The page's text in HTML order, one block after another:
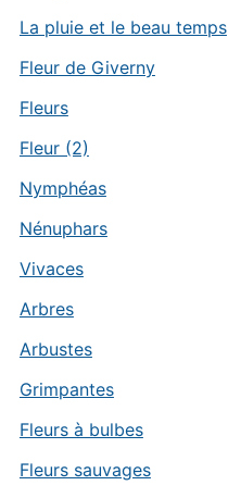
La pluie et le beau temps
Fleur de Giverny
Fleurs
Fleur (2)
Nymphéas
Nénuphars
Vivaces
Arbres
Arbustes
Grimpantes
Fleurs à bulbes
Fleurs sauvages